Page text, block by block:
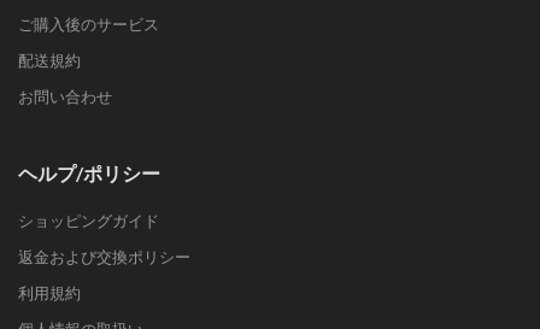
ご購入後のサービス
配送規約
お問い合わせ
ヘルプ/ポリシー
ショッピングガイド
返金および交換ポリシー
利用規約